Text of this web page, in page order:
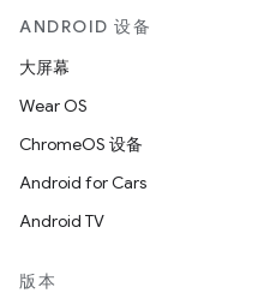
ANDROID 设备
大屏幕
Wear OS
ChromeOS 设备
Android for Cars
Android TV
版本